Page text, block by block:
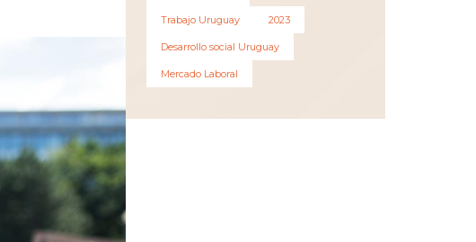
Trabajo Uruguay 2023
Desarrollo social Uruguay
Mercado Laboral